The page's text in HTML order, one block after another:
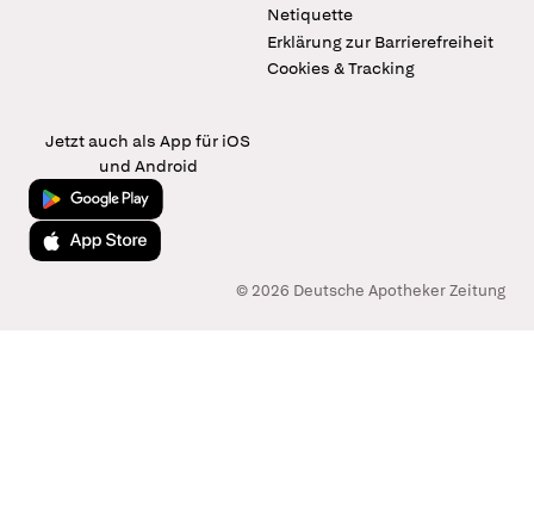
Netiquette
Erklärung zur Barrierefreiheit
Cookies & Tracking
Jetzt auch als App für iOS
und Android
Jetzt bei Google Play
Laden im App Store
© 2026 Deutsche Apotheker Zeitung